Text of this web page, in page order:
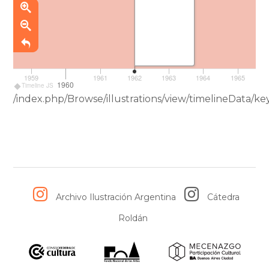
Timeline JS 1960
1959 1961 1962 1963 1964 1965
/index.php/Browse/illustrations/view/timelineData/
Archivo Ilustración Argentina
Cátedra
Roldán